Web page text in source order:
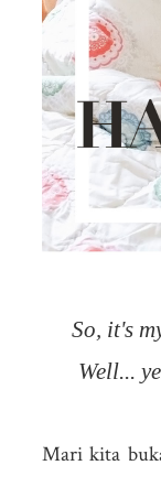
So, it's
Well...
Mari kita